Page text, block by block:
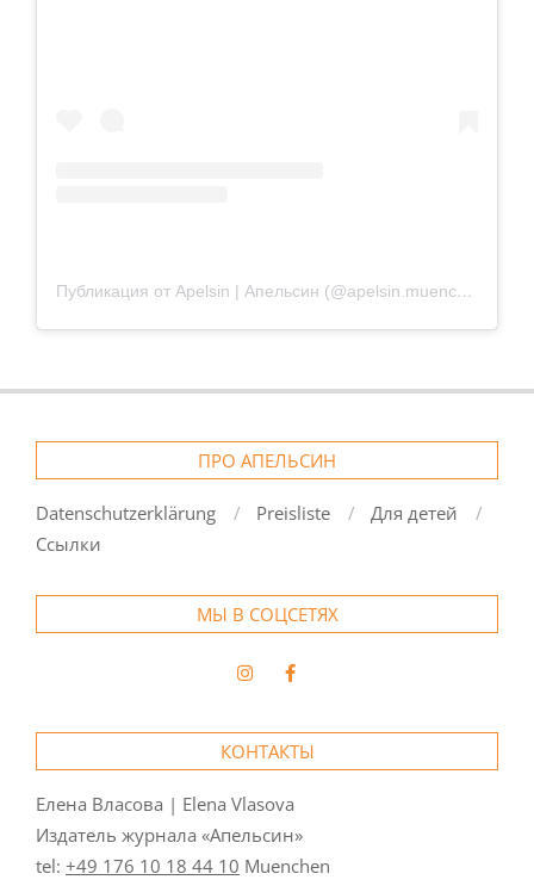
Публикация от Apelsin | Апельсин (@apelsin.muenchen)
ПРО АПЕЛЬСИН
Datenschutzerklärung Preisliste
Для детей
Ссылки
МЫ В СОЦСЕТЯХ
КОНТАКТЫ
Елена Власова | Elena Vlasova
Издатель журнала «Апельсин»
tel: +49 176 10 18 44 10 Muenchen